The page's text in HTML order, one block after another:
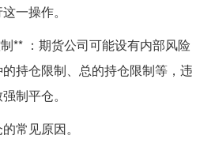
一操作。
** ：期货公司可能设有内部风险
持仓限制、总的持仓限制等，违
制平仓。
常见原因。